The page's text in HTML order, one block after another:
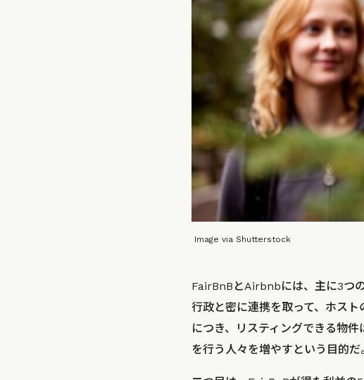
Image via Shutterstock
FairBnBとAirbnbには、主に3つ
行政と密に連携を取って、ホス
につき、リスティングできる物
を行う人々を増やすという目的だ